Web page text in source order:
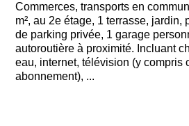
Commerces, transports en
m², au 2e étage, 1 terrasse, jardin,
de parking privée, 1 garage
autoroutière à proximité. Incluant
eau, internet, télévision (y compris
abonnement), ...